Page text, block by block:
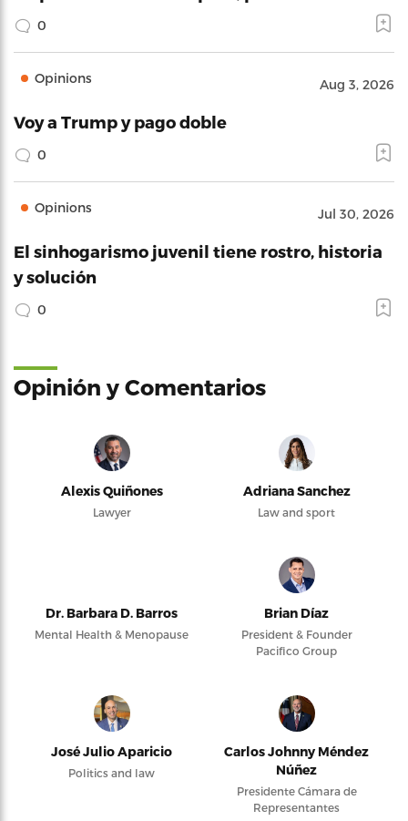
0
Opinions Aug 3, 2026
Voy a Trump y pago doble
0
Opinions Jul 30, 2026
El sinhogarismo juvenil tiene rostro, historia
y solución
0
Opinión y Comentarios
Alexis Quiñones
Lawyer
Adriana Sanchez
Law and sport
Dr. Barbara D. Barros
Mental Health & Menopause
Brian Díaz
President & Founder
Pacifico Group
José Julio Aparicio
Politics and law
Carlos Johnny Méndez
Núñez
Presidente Cámara de
Representantes